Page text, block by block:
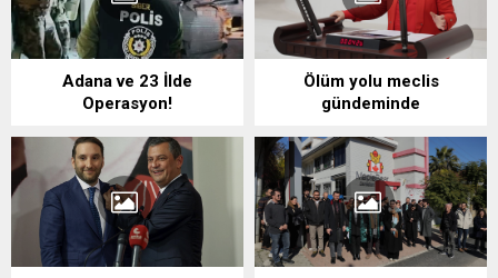
Adana ve 23 İlde
Operasyon!
Ölüm yolu meclis
gündeminde